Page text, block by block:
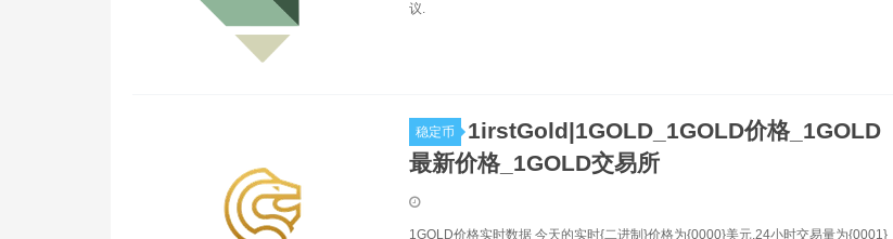
议.
稳定币
1irstGold|1GOLD_1GOLD价格_1GOLD
最新价格_1GOLD交易所
1GOLD价格实时数据 今天的实时{二进制}价格为{0000}美元,24小时交易量为{0001}